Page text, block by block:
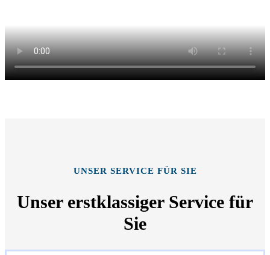
UNSER SERVICE FÜR SIE
Unser erstklassiger Service für
Sie